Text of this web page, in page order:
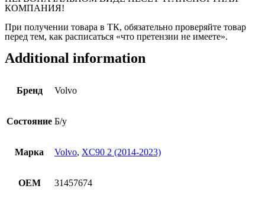
КОМПАНИЯ!
При получении товара в ТК, обязательно проверяйте товар
перед тем, как расписаться «что претензии не имеете».
Additional information
Бренд Volvo
Состояние Б/у
Марка Volvo, XC90 2 (2014-2023)
OEM 31457674